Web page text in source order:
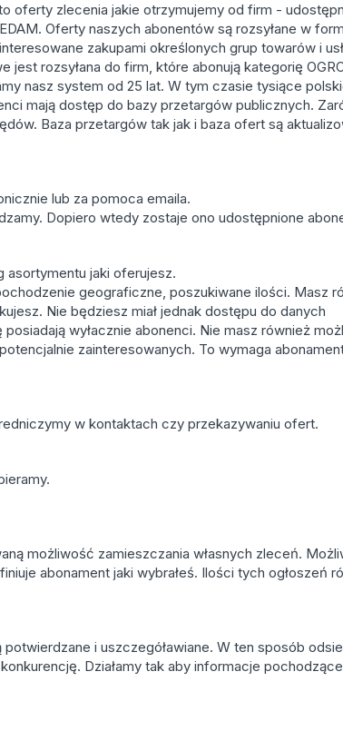
oferty zlecenia jakie otrzymujemy od firm -
Oferty naszych abonentów są rozsyłane w
zakupami określonych grup towarów i
rozsyłana do firm, które abonują kategorię
nasz system od 25 lat. W tym czasie tysiące
mają dostęp do bazy przetargów publicznych.
Baza przetargów tak jak i baza ofert są
lub za pomoca emaila.
Dopiero wtedy zostaje ono udostępnione
jaki oferujesz.
geograficzne, poszukiwane ilości. Masz
Nie będziesz miał jednak dostępu do danych
wyłacznie abonenci. Nie masz również
zainteresowanych. To wymaga
w kontaktach czy przekazywaniu ofert.
możliwość zamieszczania własnych zleceń.
abonament jaki wybrałeś. Ilości tych ogłoszeń
i uszczegóławiane. W ten sposób
Działamy tak aby informacje